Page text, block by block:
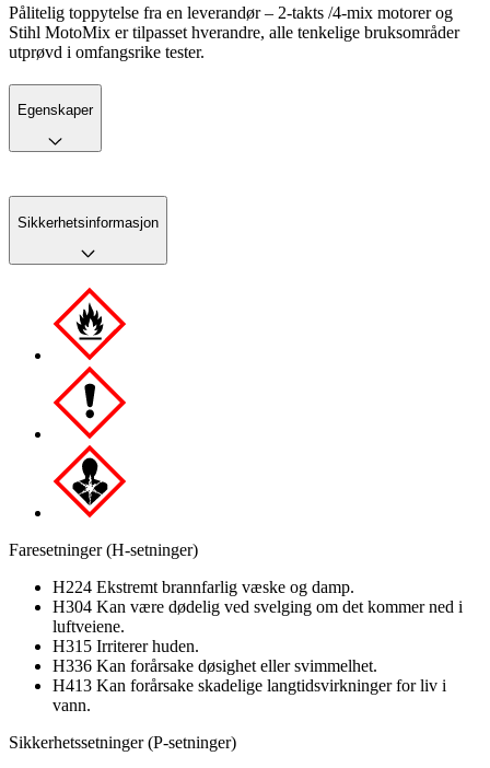
Pålitelig toppytelse fra en leverandør – 2-takts /4-mix motorer og
Stihl MotoMix er tilpasset hverandre, alle tenkelige bruksområder
utprøvd i omfangsrike tester.
Egenskaper
Sikkerhetsinformasjon
Faresetninger (H-setninger)
H224 Ekstremt brannfarlig væske og damp.
H304 Kan være dødelig ved svelging om det kommer ned i
luftveiene.
H315 Irriterer huden.
H336 Kan forårsake døsighet eller svimmelhet.
H413 Kan forårsake skadelige langtidsvirkninger for liv i
vann.
Sikkerhetssetninger (P-setninger)